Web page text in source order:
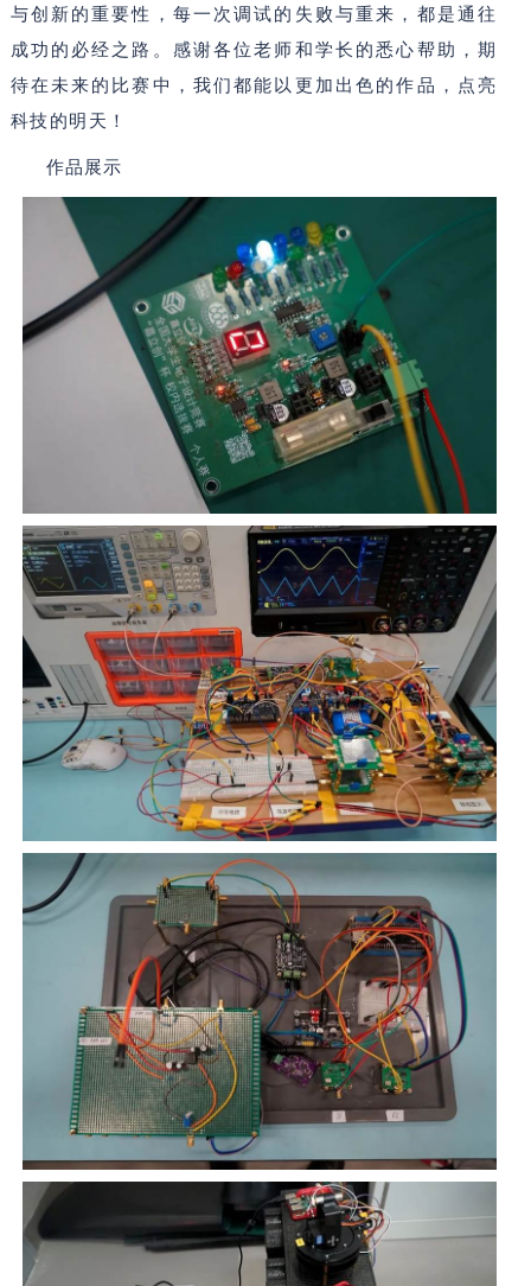
与创新的重要性，每一次调试的失败与重来，都是通往
成功的必经之路。感谢各位老师和学长的悉心帮助，期
待在未来的比赛中，我们都能以更加出色的作品，点亮
科技的明天！
作品展示